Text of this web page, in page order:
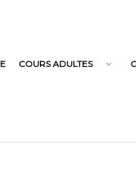
COURS ADULTES